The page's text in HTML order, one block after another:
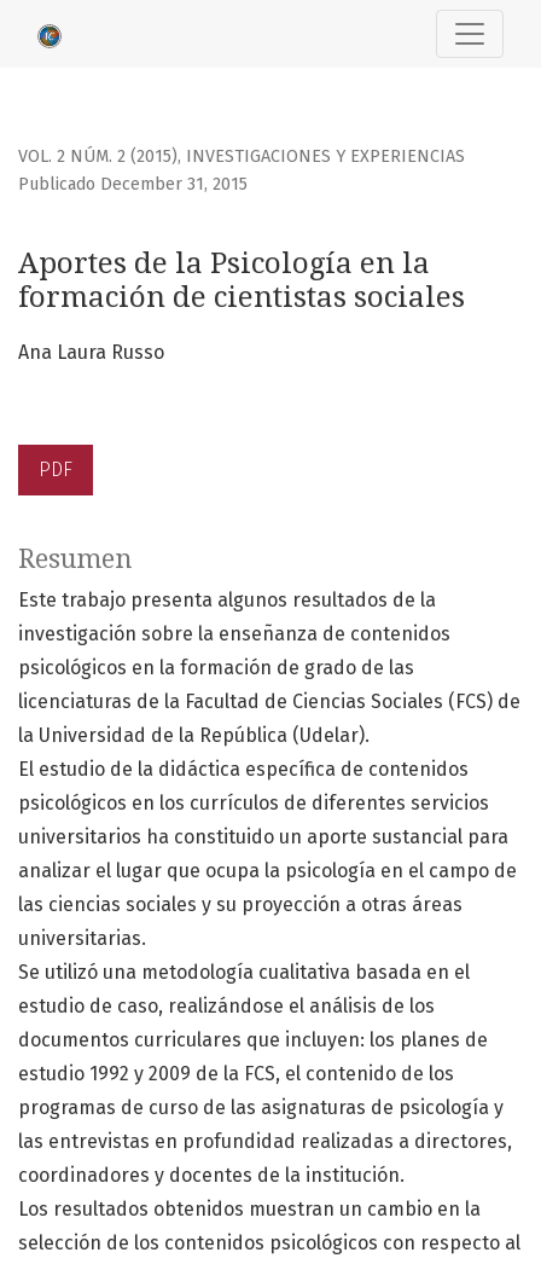
Aportes de la Psicología en la formación de cientistas
VOL. 2 NÚM. 2 (2015), INVESTIGACIONES Y EXPERIENCIAS
Aportes de la Psicología en la
formación de cientistas sociales
Publicado December 31, 2015
Ana Laura Russo
PDF
Resumen
Este trabajo presenta algunos resultados de la
investigación sobre la enseñanza de contenidos
psicológicos en la formación de grado de las
licenciaturas de la Facultad de Ciencias Sociales (FCS) de
la Universidad de la República (Udelar).
El estudio de la didáctica específica de contenidos
psicológicos en los currículos de diferentes servicios
universitarios ha constituido un aporte sustancial para
analizar el lugar que ocupa la psicología en el campo de
las ciencias sociales y su proyección a otras áreas
universitarias.
Se utilizó una metodología cualitativa basada en el
estudio de caso, realizándose el análisis de los
documentos curriculares que incluyen: los planes de
estudio 1992 y 2009 de la FCS, el contenido de los
programas de curso de las asignaturas de psicología y
las entrevistas en profundidad realizadas a directores,
coordinadores y docentes de la institución.
Los resultados obtenidos muestran un cambio en la
selección de los contenidos psicológicos con respecto al